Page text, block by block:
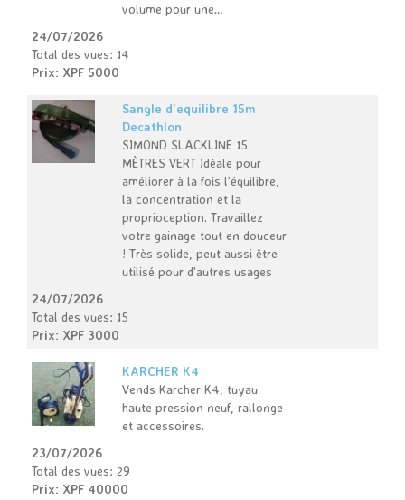
volume pour une…
24/07/2026
Total des vues: 14
Prix: XPF 5000
Sangle d'equilibre 15m
Decathlon
SIMOND SLACKLINE 15
MÈTRES VERT Idéale pour
améliorer à la fois l'équilibre,
la concentration et la
proprioception. Travaillez
votre gainage tout en douceur
! Très solide, peut aussi être
utilisé pour d'autres usages
24/07/2026
Total des vues: 15
Prix: XPF 3000
KARCHER K4
Vends Karcher K4, tuyau
haute pression neuf, rallonge
et accessoires.
23/07/2026
Total des vues: 29
Prix: XPF 40000